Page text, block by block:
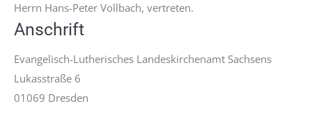
Herrn Hans-Peter Vollbach, vertreten.
Anschrift
Evangelisch-Lutherisches Landeskirchenamt Sachsens
Lukasstraße 6
01069 Dresden